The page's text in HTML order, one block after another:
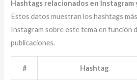
Hashtags relacionados en Instagram
Estos datos muestran los hashtags
Instagram sobre este tema en función
publicaciones.
# Hashtag